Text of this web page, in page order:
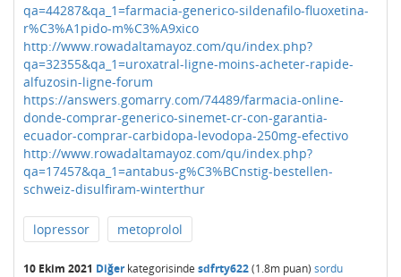
qa=44287&qa_1=farmacia-generico-sildenafilo-fluoxetina-
r%C3%A1pido-m%C3%A9xico
http://www.rowadaltamayoz.com/qu/index.php?
qa=32355&qa_1=uroxatral-ligne-moins-acheter-rapide-
alfuzosin-ligne-forum
https://answers.gomarry.com/74489/farmacia-online-
donde-comprar-generico-sinemet-cr-con-garantia-
ecuador-comprar-carbidopa-levodopa-250mg-efectivo
http://www.rowadaltamayoz.com/qu/index.php?
qa=17457&qa_1=antabus-g%C3%BCnstig-bestellen-
schweiz-disulfiram-winterthur
lopressor metoprolol
10 Ekim 2021 Diğerkategorisinde sdfrty622(1.8m puan) sordu